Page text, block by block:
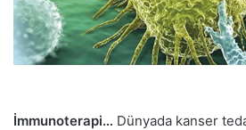
İmmunoterapi… Dünyada kanser